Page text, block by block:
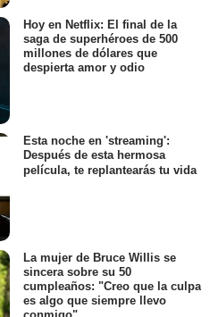
Hoy en Netflix: El final de la
saga de superhéroes de 500
millones de dólares que
despierta amor y odio
Esta noche en 'streaming':
Después de esta hermosa
película, te replantearás tu vida
La mujer de Bruce Willis se
sincera sobre su 50
cumpleaños: "Creo que la culpa
es algo que siempre llevo